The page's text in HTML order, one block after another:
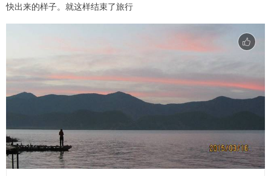
快出来的样子。就这样结束了旅行